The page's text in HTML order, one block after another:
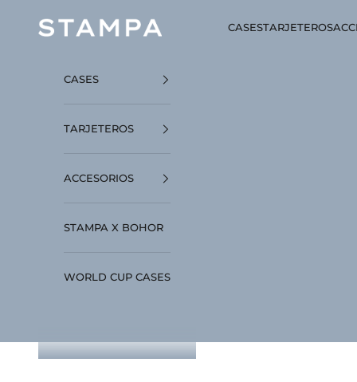
STAMPA
CASESTARJETEROS
CASES
TARJETEROS
ACCESORIOS
STAMPA X BOHOR
WORLD CUP CASES